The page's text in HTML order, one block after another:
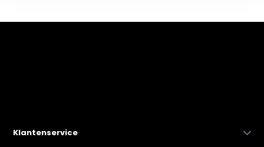
Klantenservice